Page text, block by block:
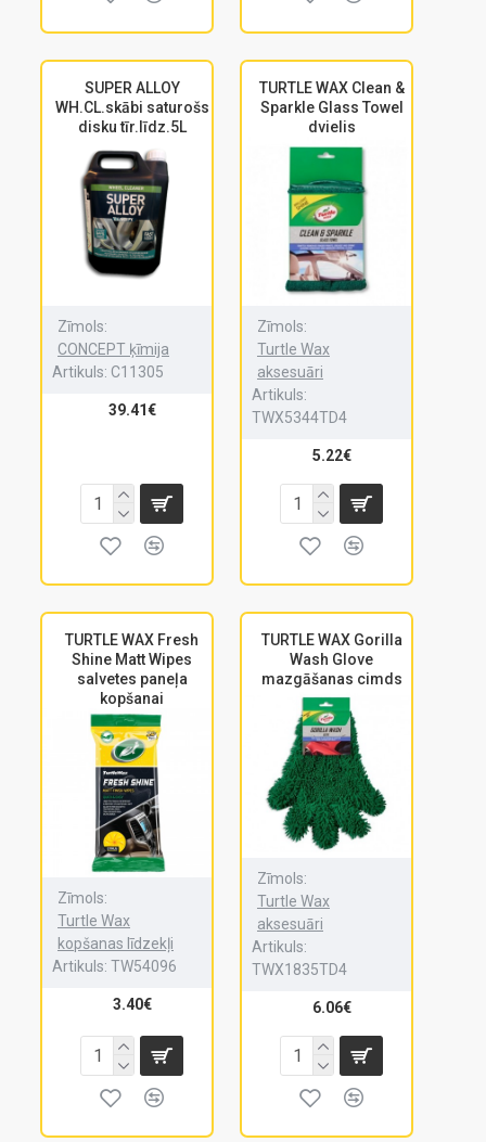
SUPER ALLOY
WH.CL.skābi saturošs
disku tīr.līdz.5L
Zīmols:
CONCEPT ķīmija
Artikuls: C11305
39.41€
TURTLE WAX Clean &
Sparkle Glass Towel
dvielis
Zīmols:
Turtle Wax
aksesuāri
Artikuls:
TWX5344TD4
5.22€
TURTLE WAX Fresh
Shine Matt Wipes
salvetes paneļa
kopšanai
Zīmols:
Turtle Wax
kopšanas līdzekļi
Artikuls: TW54096
3.40€
TURTLE WAX Gorilla
Wash Glove
mazgāšanas cimds
Zīmols:
Turtle Wax
aksesuāri
Artikuls:
TWX1835TD4
6.06€